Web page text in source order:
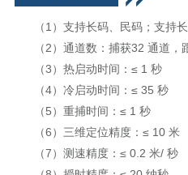
（1）支持长码、民码；支持
（2）通道数：捕获32 通道，
（3）热启动时间：≤ 1 秒
（4）冷启动时间：≤ 35 秒
（5）重捕时间：≤ 1 秒
（6）三维定位精度：≤ 10 米
（7）测速精度：≤ 0.2 米/ 秒